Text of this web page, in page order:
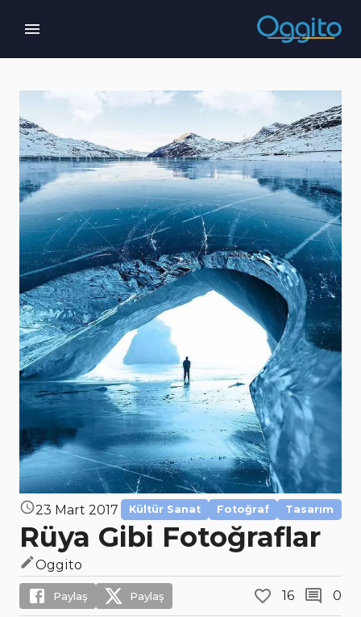
23 Mart 2017 Kültür Sanat Fotoğraf Tasarım
Rüya Gibi Fotoğraflar
Oggito
Paylaş Paylaş 16
0